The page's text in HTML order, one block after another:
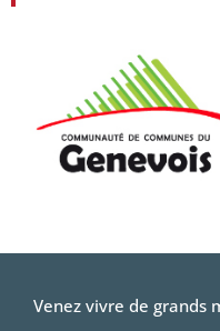
Venez vivre de grands